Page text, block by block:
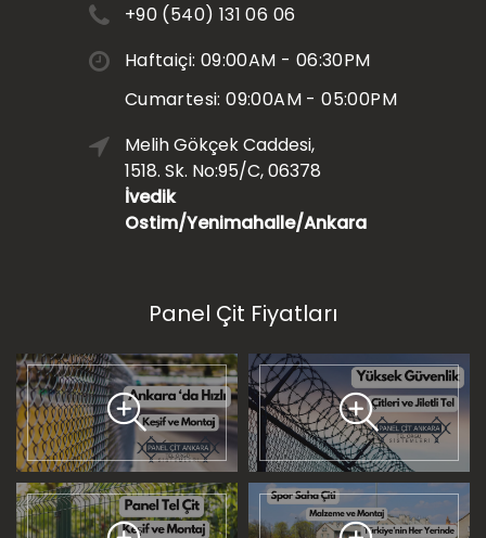
+90 (540) 131 06 06
Haftaiçi: 09:00AM - 06:30PM
Cumartesi: 09:00AM - 05:00PM
Melih Gökçek Caddesi,
1518. Sk. No:95/C, 06378
İvedik
Ostim/Yenimahalle/Ankara
Panel Çit Fiyatları